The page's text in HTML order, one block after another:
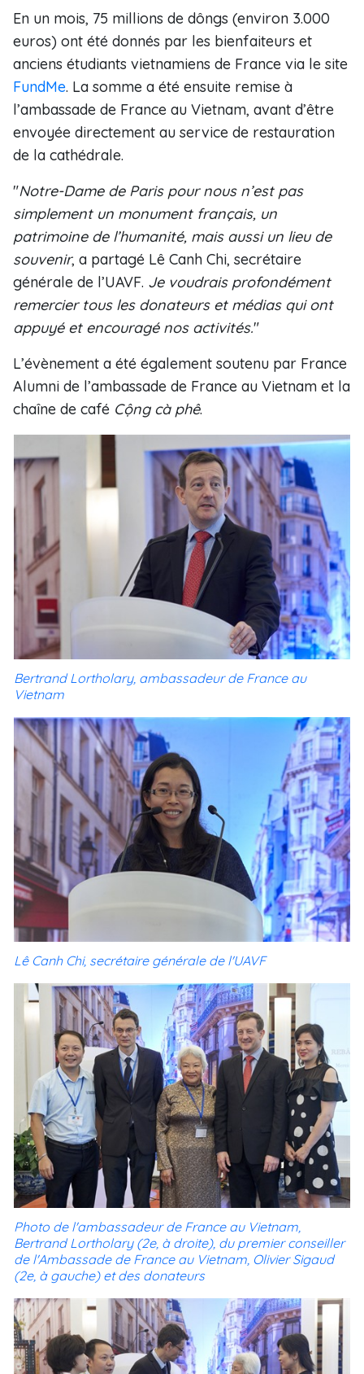
En un mois, 75 millions de dôngs (environ 3.000
euros) ont été donnés par les bienfaiteurs et
anciens étudiants vietnamiens de France via le site
FundMe. La somme a été ensuite remise à
l’ambassade de France au Vietnam, avant d’être
envoyée directement au service de restauration
de la cathédrale.
"Notre-Dame de Paris pour nous n’est pas
simplement un monument français, un
patrimoine de l’humanité, mais aussi un lieu de
souvenir, a partagé Lê Canh Chi, secrétaire
générale de l’UAVF. Je voudrais profondément
remercier tous les donateurs et médias qui ont
appuyé et encouragé nos activités."
L’évènement a été également soutenu par France
Alumni de l’ambassade de France au Vietnam et la
chaîne de café Cộng cà phê.
Bertrand Lortholary, ambassadeur de France au
Vietnam
Lê Canh Chi, secrétaire générale de l'UAVF
Photo de l'ambassadeur de France au Vietnam,
Bertrand Lortholary (2e, à droite), du premier conseiller
de l'Ambassade de France au Vietnam, Olivier Sigaud
(2e, à gauche) et des donateurs